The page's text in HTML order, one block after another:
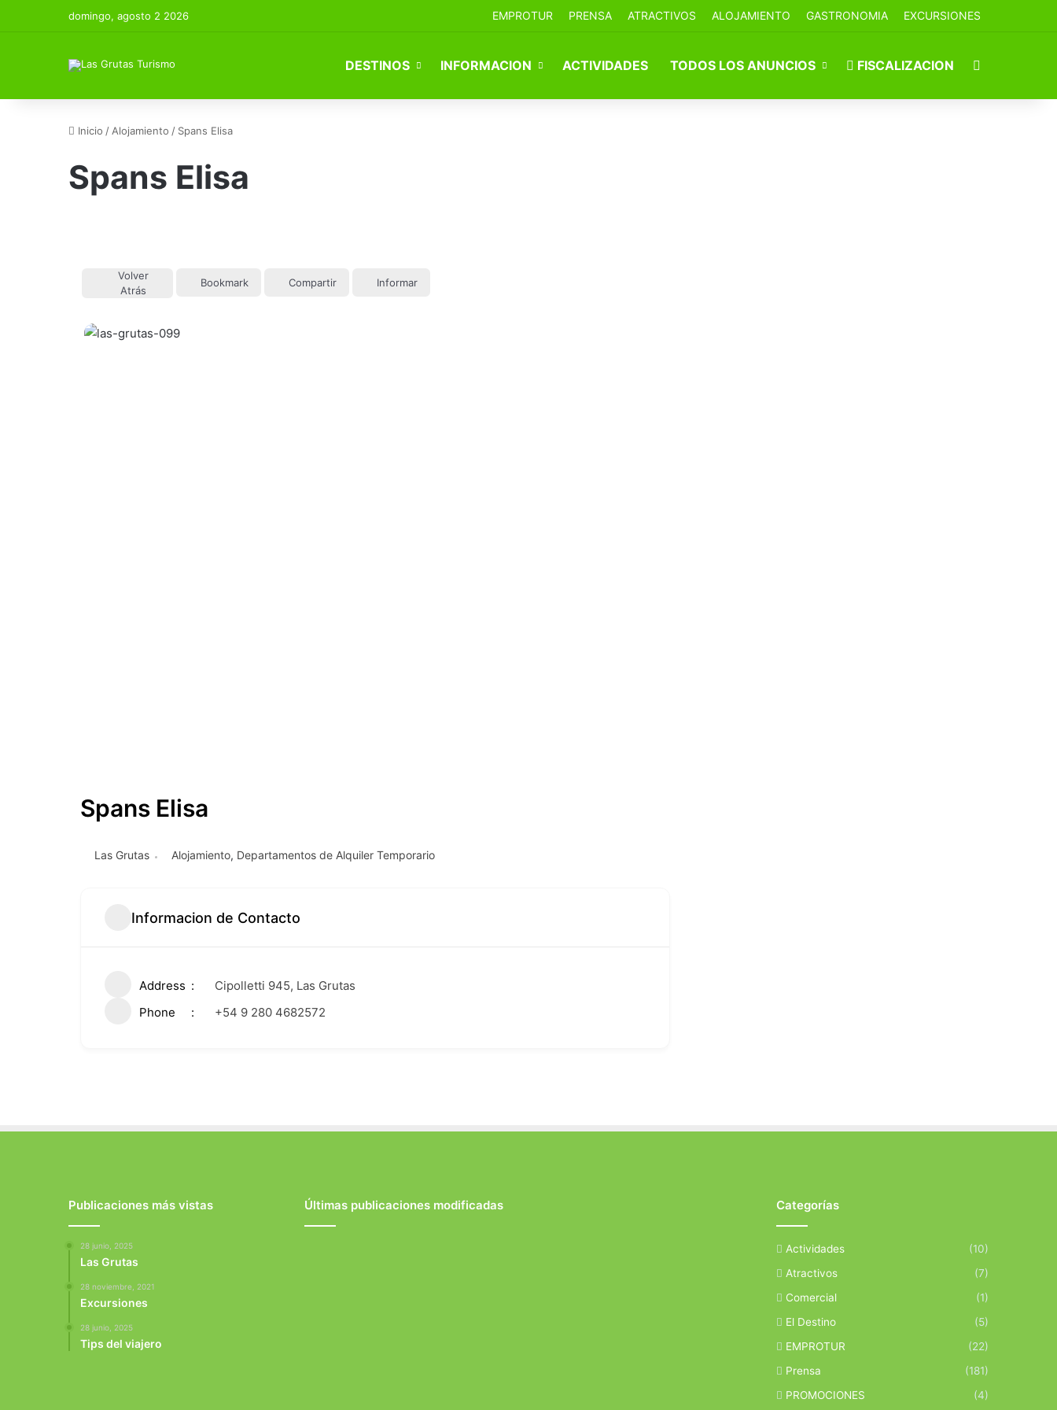
domingo, agosto 2 2026 EMPROTUR PRENSA ATRACTIVOS ALOJAMIENTO GASTRONOMIA EXCURSIONES
DESTINOS INFORMACION ACTIVIDADES TODOS LOS ANUNCIOS FISCALIZACION
Inicio / Alojamiento / Spans Elisa
Spans Elisa
Volver
Atrás
Bookmark Compartir Informar
Spans Elisa
Las Grutas Alojamiento, Departamentos de Alquiler Temporario
Informacion de Contacto
Address
Cipolletti 945, Las Grutas
Phone
+54 9 280 4682572
Publicaciones más vistas
28 junio, 2025
Las Grutas
28 noviembre, 2021
Excursiones
28 junio, 2025
Tips del viajero
Últimas publicaciones modificadas Categorías
Actividades
(10)
Atractivos
(7)
Comercial
(1)
El Destino
(5)
EMPROTUR
(22)
Prensa
(181)
PROMOCIONES
(4)